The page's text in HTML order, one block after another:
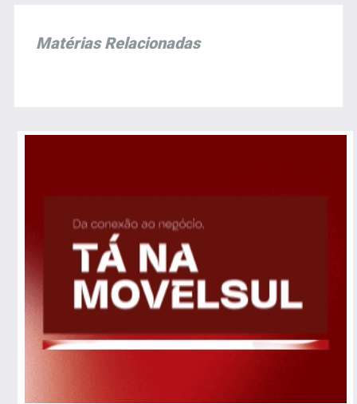
Matérias Relacionadas